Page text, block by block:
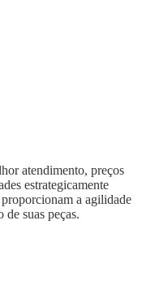
atendimento, preços
estrategicamente
a agilidade
de suas peças.